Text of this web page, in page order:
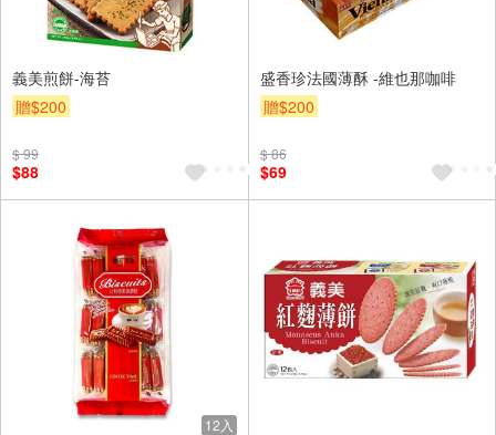
義美煎餅-海苔
贈$200
$ 99
$88
盛香珍法國薄酥 -維也那咖啡
贈$200
$ 86
$69
12入